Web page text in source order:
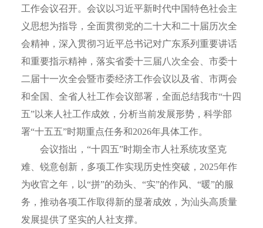
工作会议召开。会议以习近平新时代中国特色社会主
义思想为指导，全面贯彻党的二十大和二十届历次全
会精神，深入贯彻习近平总书记对广东系列重要讲话
和重要指示精神，落实省委十三届八次全会、市委十
二届十一次全会暨市委经济工作会议以及省、市两会
和全国、全省人社工作会议部署，全面总结我市“十四
五”以来人社工作成效，分析当前发展形势，科学部
署“十五五”时期重点任务和2026年具体工作。
会议指出，“十四五”时期全市人社系统攻坚克
难、锐意创新，多项工作实现历史性突破，2025年作
为收官之年，以“拼”的劲头、“实”的作风、“暖”的服
务，推动各项工作取得新的显著成效，为汕头高质量
发展提供了坚实的人社支撑。